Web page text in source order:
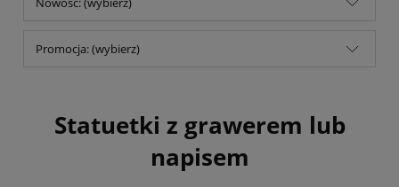
rodar.pl
Stedman
Trophee
Promocja: (wybierz)
Statuetki z grawerem lub
napisem